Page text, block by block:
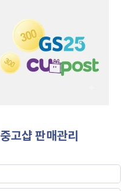
중고샵 판매관리